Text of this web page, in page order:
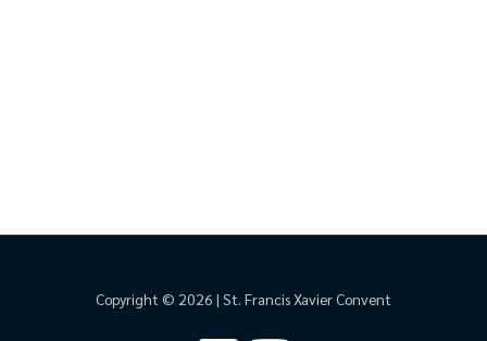
Copyright © 2026 | St. Francis Xavier Convent